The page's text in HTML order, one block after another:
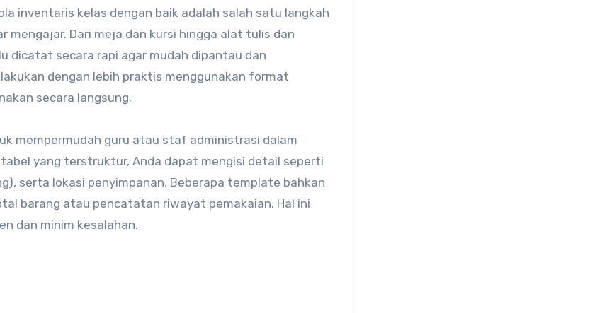
Dari meja dan kursi hingga alat tulis dan
dicatat secara rapi agar mudah dipantau dan
dengan lebih praktis menggunakan format
secara langsung.
mempermudah guru atau staf administrasi dalam
yang terstruktur, Anda dapat mengisi detail seperti
serta lokasi penyimpanan. Beberapa template bahkan
barang atau pencatatan riwayat pemakaian. Hal ini
dan minim kesalahan.